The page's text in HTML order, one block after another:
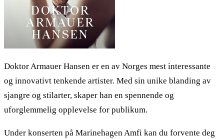
Doktor Armauer Hansen er en av Norges mest interessante
og innovativt tenkende artister. Med sin unike blanding av
sjangre og stilarter, skaper han en spennende og
uforglemmelig opplevelse for publikum.
Under konserten på Marinehagen Amfi kan du forvente deg